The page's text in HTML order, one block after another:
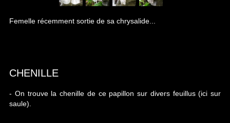
Femelle récemment sortie de sa chrysalide...
CHENILLE
- On trouve la chenille de ce papillon sur divers feuillus (ici sur
saule).